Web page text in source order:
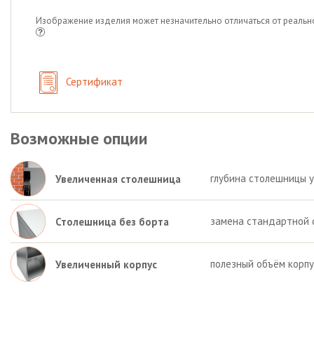
Изображение изделия может незначительно отличаться от
Сертификат
Возможные опции
Увеличенная столешница глубина столешницы
Столешница без борта замена стандартной
Увеличенный корпус полезный объём